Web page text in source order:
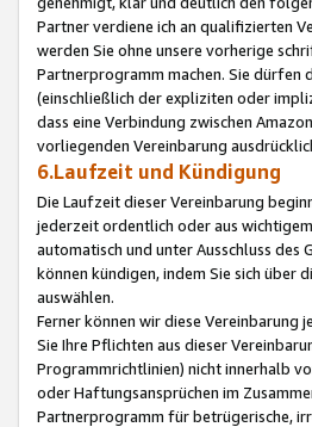
Partner verdiene ich an qualifizierten
werden Sie ohne unsere vorherige
Partnerprogramm machen. Sie dürfen
(einschließlich der expliziten oder
dass eine Verbindung zwischen
vorliegenden Vereinbarung
6.Laufzeit und Kündigung
Die Laufzeit dieser Vereinbarung
jederzeit ordentlich oder aus
automatisch und unter Ausschluss des
können kündigen, indem Sie sich über
auswählen.
Ferner können wir diese Vereinbarung
Sie Ihre Pflichten aus dieser
Programmrichtlinien) nicht innerhalb
oder Haftungsansprüchen im
Partnerprogramm für betrügerische,